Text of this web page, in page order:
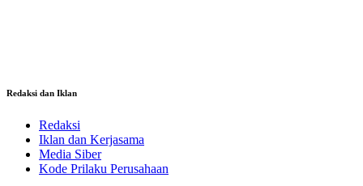
Redaksi dan Iklan
Redaksi
Iklan dan Kerjasama
Media Siber
Kode Prilaku Perusahaan